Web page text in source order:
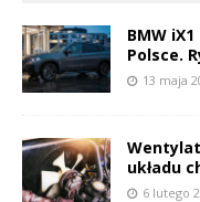
BMW
Polsce.
13 maja
układu
6 lutego